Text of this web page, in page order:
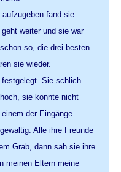
fand sie
weiter und sie war
so, die drei besten
sie wieder.
festgelegt. Sie schlich
sie konnte nicht
der Eingänge.
Alle ihre Freunde
Grab, dann sah sie ihre
meinen Eltern meine